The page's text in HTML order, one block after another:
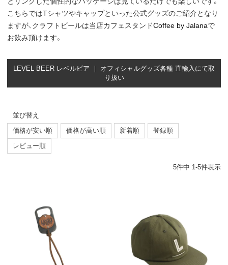
こちらではTシャツやキャップといった公式グッズのご紹介となり
ますが、クラフトビールは当店カフェスタンドCoffee by Jalanaで
お飲み頂けます。
LEVEL BEER レベルビア ｜ オフィシャルグッズ各種 直輸入にて取
り扱い
並び替え
価格が安い順
価格が高い順 新着順
登録順
レビュー順
5件中 1 -5件表示